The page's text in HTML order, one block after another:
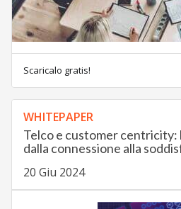
Scaricalo gratis!
WHITEPAPER
Telco e customer centricity:
dalla connessione alla
20 Giu 2024